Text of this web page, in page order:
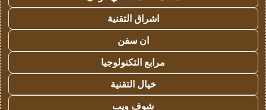
اشراق التقنية
ان سفن
مرابع التكنولوجيا
خيال التقنية
شوف ويب